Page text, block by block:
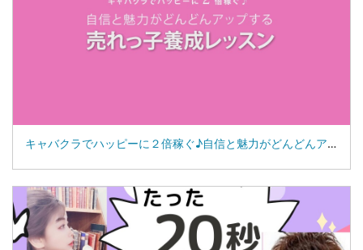
キャバクラでハッピーに２倍稼ぐ♪自信と魅力がどんどんアップする売れっ子養成レッスン